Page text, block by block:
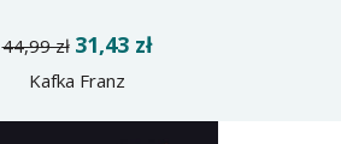
44,99 zł 31,43 zł
Kafka Franz